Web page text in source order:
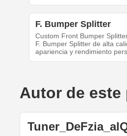
F. Bumper Splitter
Custom Front Bumper
F. Bumper Splitter de alta
apariencia y rendimiento
Autor de este